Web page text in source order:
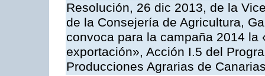
Resolución, 26 dic 2013, de la
de la Consejería de Agricultura,
convoca para la campaña 2014
exportación», Acción I.5 del
Producciones Agrarias de